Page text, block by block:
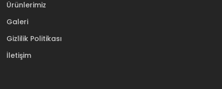
Ürünlerimiz
Galeri
Gizlilik Politikası
İletişim